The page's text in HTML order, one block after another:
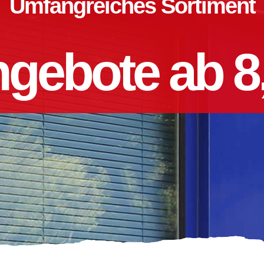
Umfangreiches Sortiment
ab